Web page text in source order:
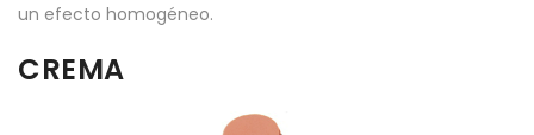
un efecto homogéneo.
CREMA